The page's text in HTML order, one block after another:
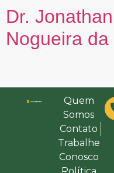
Dr.
Nogueira
Quem
Somos
Contato
Trabalhe
Conosco